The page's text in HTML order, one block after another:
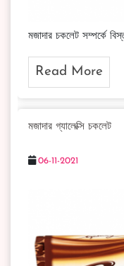
মজাদার চকলেট সম্পর্কে
Read More
মজাদার গ্যালেক্সি চকলেট
06-11-2021